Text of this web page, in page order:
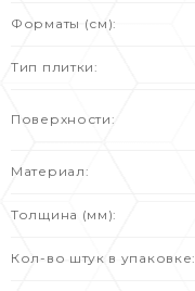
Форматы (см):
Тип плитки:
Поверхности:
Материал:
Толщина (мм):
Кол-во штук в упаковке: